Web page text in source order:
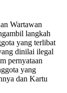
Wartawan
langkah
yang terlibat
dinilai ilegal
pernyataan
yang
dan Kartu